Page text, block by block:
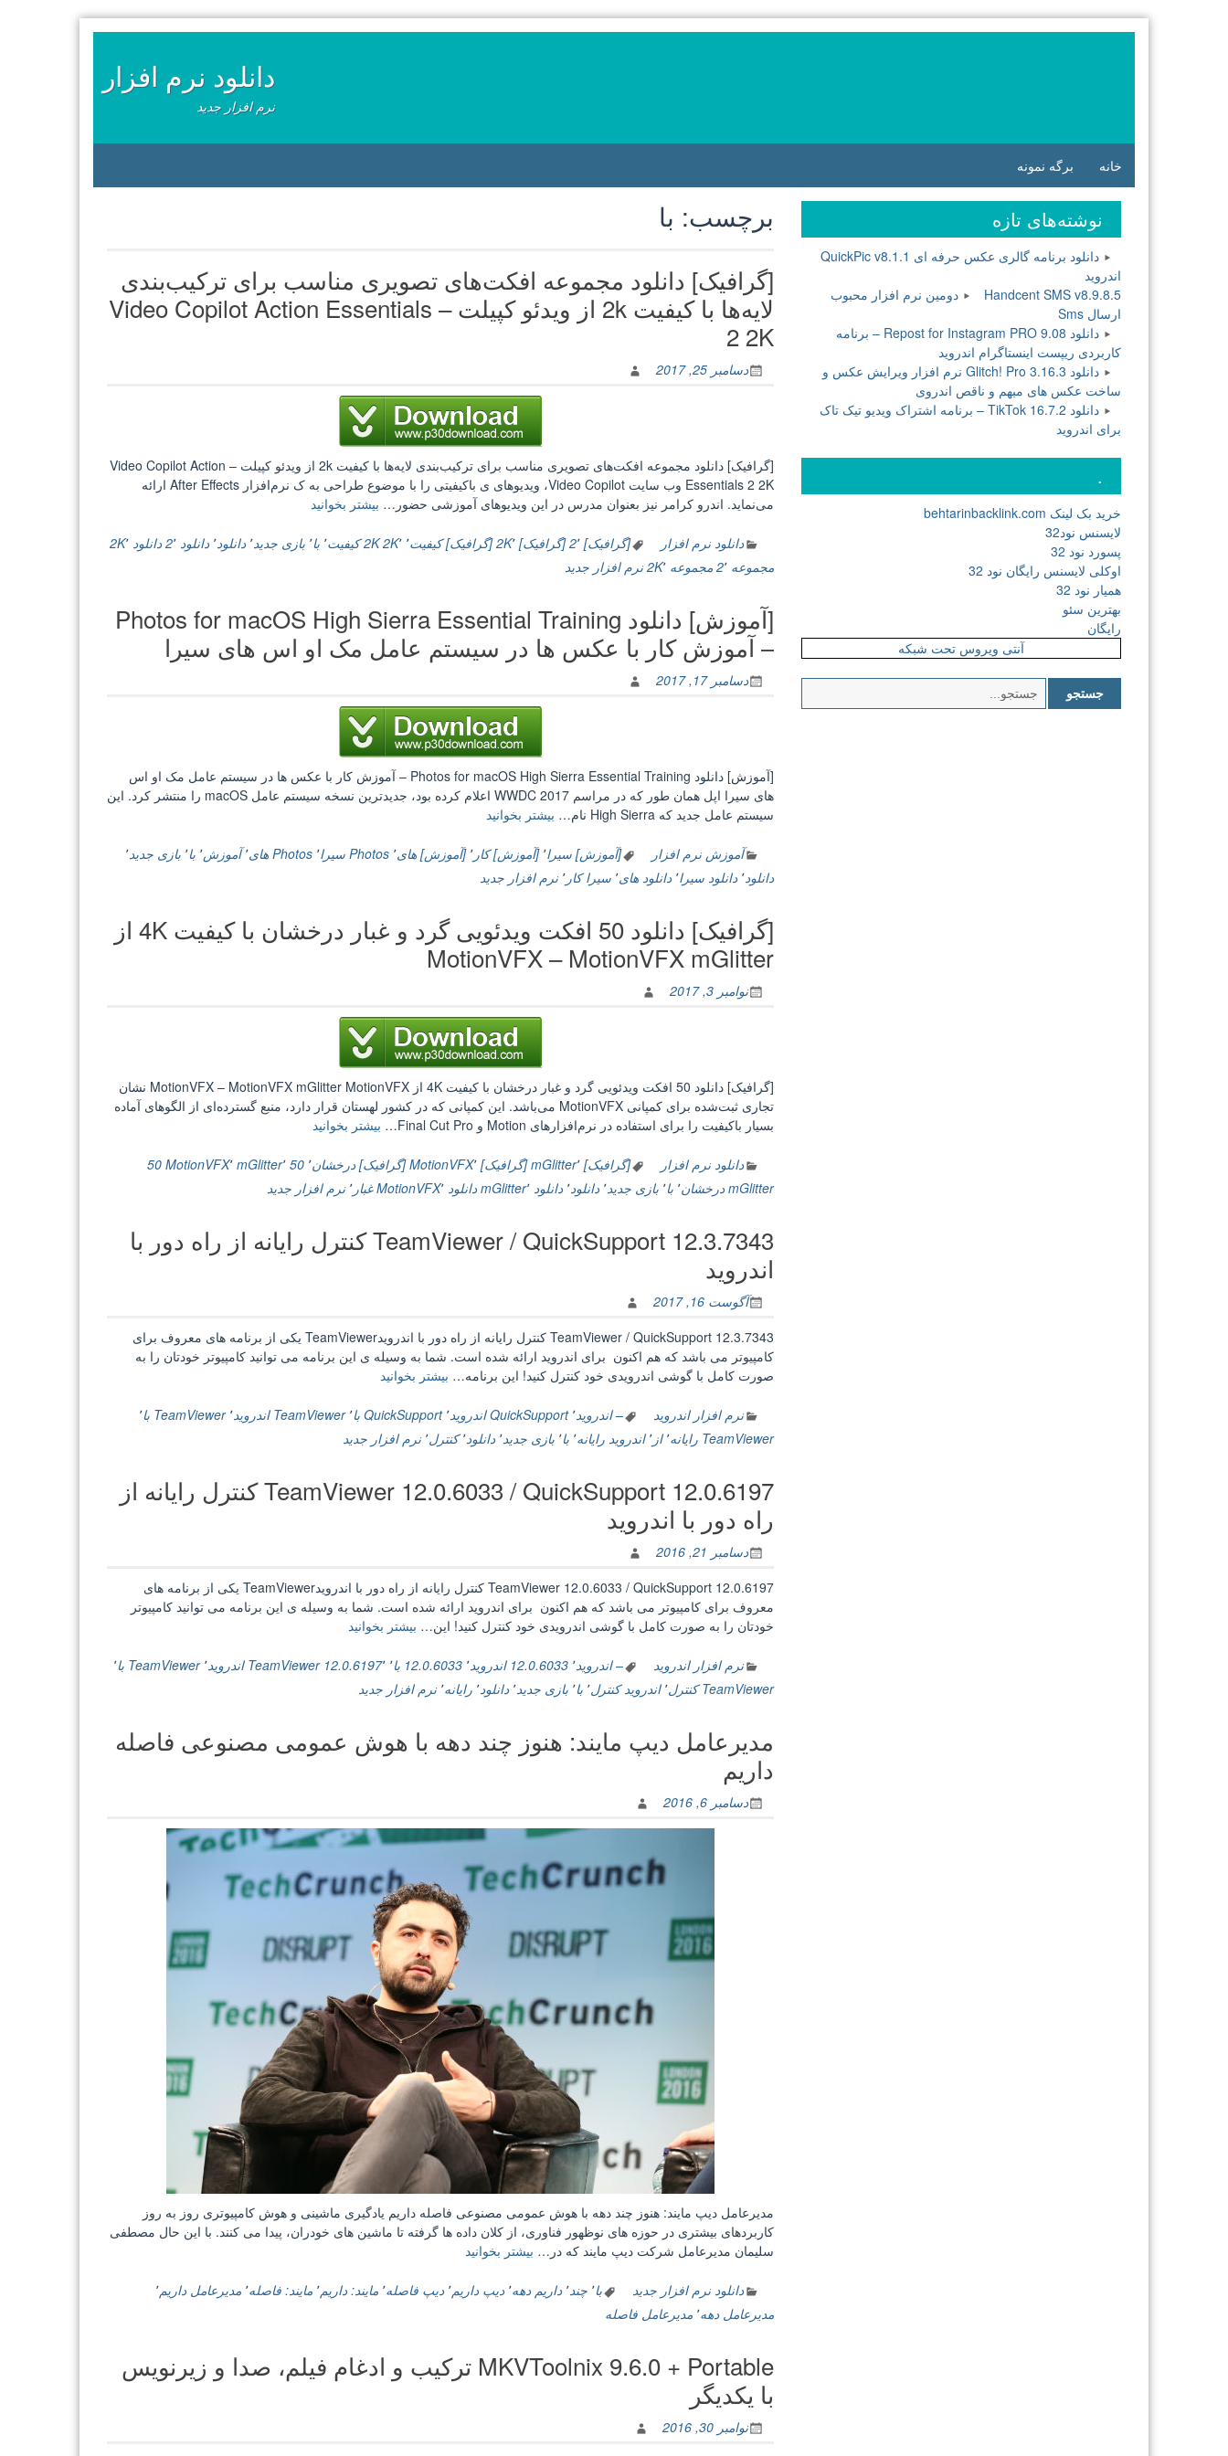
دانلود نرم افزار
نرم افزار جدید
خانه برگه نمونه
برچسب: با
[گرافیک] دانلود مجموعه افکت‌های تصویری مناسب برای ترکیب‌بندی
لایه‌ها با کیفیت 2k از ویدئو کپیلت – Video Copilot Action Essentials
2 2K
دسامبر 25, 2017
[گرافیک] دانلود مجموعه افکت‌های تصویری مناسب برای ترکیب‌بندی لایه‌ها با کیفیت 2k از ویدئو کپیلت – Video Copilot Action
Essentials 2 2K وب سایت Video Copilot، ویدیوهای ی باکیفیتی را با موضوع طراحی به ک نرم‌افزار After Effects ارائه
می‌نماید. اندرو کرامر نیز بعنوان مدرس در این ویدیوهای آموزشی حضور… بیشتر بخوانید
مجموعه
برای
ترکیب‌بندی
لایه‌ها
کپیلت
Video
Action
دانلود نرم افزار [گرافیک] 2 ٬ [گرافیک] 2K ٬ [گرافیک] کیفیت٬ 2K٬ 2K کیفیت ٬ با٬ بازی جدید٬ دانلود٬ دانلود 2 ٬ دانلود 2K ٬
مجموعه 2 ٬ مجموعه 2K ٬ نرم افزار جدید
[آموزش] دانلود Photos for macOS High Sierra Essential Training
– آموزش کار با عکس ها در سیستم عامل مک او اس های سیرا
دسامبر 17, 2017
[آموزش] دانلود Photos for macOS High Sierra Essential Training – آموزش کار با عکس ها در سیستم عامل مک او اس
های سیرا اپل همان طور که در مراسم WWDC 2017 اعلام کرده بود، جدیدترین نسخه سیستم عامل macOS را منتشر کرد. این
سیستم عامل جدید که High Sierra نام…
بیشتر بخوانید
Photos
macOS
Sierra
Essential
Training
کار
با
عکس
ها
در
سیستم
عامل
مک
او
اس
سیرا”
آموزش نرم افزار [آموزش] سیرا٬ [آموزش] کار ٬ [آموزش] های٬ Photos سیرا ٬ Photos های ٬ آموزش٬ با٬ بازی جدید٬
دانلود٬ دانلود سیرا٬ دانلود های٬ سیرا کار ٬ نرم افزار جدید
[گرافیک] دانلود 50 افکت ویدئویی گرد و غبار درخشان با کیفیت 4K از
MotionVFX – MotionVFX mGlitter
نوامبر 3, 2017
[گرافیک] دانلود 50 افکت ویدئویی گرد و غبار درخشان با کیفیت 4K از MotionVFX – MotionVFX mGlitter MotionVFX نشان
تجاری ثبت‌شده برای کمپانی MotionVFX می‌باشد. این کمپانی که در کشور لهستان قرار دارد، منبع گسترده‌ای از الگوهای آماده
بسیار باکیفیت را برای استفاده در نرم‌افزارهای Motion و Final Cut Pro…
بیشتر بخوانید
50
افکت
ویدئویی
غبار
4K
از
MotionVFX
دانلود نرم افزار [گرافیک] mGlitter ٬ [گرافیک] MotionVFX ٬ [گرافیک] درخشان٬ 50 mGlitter ٬ 50 MotionVFX٬
mGlitter درخشان
٬ با٬ بازی جدید٬ دانلود٬ دانلود mGlitter ٬ دانلود MotionVFX ٬ غبار ٬ نرم افزار جدید
TeamViewer / QuickSupport 12.3.7343 کنترل رایانه از راه دور با
اندروید
آگوست 16, 2017
TeamViewer / QuickSupport 12.3.7343 کنترل رایانه از راه دور با اندرویدTeamViewer‌ یکی از برنامه های معروف برای
کامپیوتر می باشد که هم اکنون برای اندروید ارائه شده است. شما به وسیله ی این برنامه می توانید کامپیوتر خودتان را به
صورت کامل با گوشی اندرویدی خود کنترل کنید! این برنامه… بیشتر بخوانید
QuickSupport
12.3.7343
کنترل
از
نرم افزار اندروید – اندروید٬ QuickSupport اندروید ٬ QuickSupport با ٬ TeamViewer اندروید ٬ TeamViewer با
٬
TeamViewer رایانه
٬ از ٬ اندروید رایانه٬ با٬ بازی جدید٬ دانلود٬ کنترل٬ نرم افزار جدید
TeamViewer 12.0.6033 / QuickSupport 12.0.6197 کنترل رایانه از
راه دور با اندروید
دسامبر 21, 2016
TeamViewer 12.0.6033 / QuickSupport 12.0.6197 کنترل رایانه از راه دور با اندرویدTeamViewer‌ یکی از برنامه های
معروف برای کامپیوتر می باشد که هم اکنون برای اندروید ارائه شده است. شما به وسیله ی این برنامه می توانید کامپیوتر
خودتان را به صورت کامل با گوشی اندرویدی خود کنترل کنید! این… بیشتر بخوانید
/
رایانه
اندروید”
نرم افزار اندروید – اندروید٬ 12.0.6033 اندروید ٬ 12.0.6033 با ٬ 12.0.6197٬ TeamViewer اندروید ٬ TeamViewer با
٬
TeamViewer کنترل
٬ اندروید کنترل٬ با٬ بازی جدید٬ دانلود٬ رایانه٬ نرم افزار جدید
مدیرعامل دیپ مایند: هنوز چند دهه با هوش عمومی مصنوعی فاصله
داریم
دسامبر 6, 2016
مدیرعامل دیپ مایند: هنوز چند دهه با هوش عمومی مصنوعی فاصله داریم یادگیری ماشینی و هوش کامپیوتری روز به روز
کاربردهای بیشتری در حوزه های نوظهور فناوری، از کلان داده ها گرفته تا ماشین های خودران، پیدا می کنند. با این حال مصطفی
سلیمان مدیرعامل شرکت دیپ مایند که در… بیشتر بخوانید
مایند:
با
هوش
دانلود نرم افزار جدید با٬ چند٬ داریم دهه٬ دیپ داریم٬ دیپ فاصله٬ مایند: داریم٬ مایند: فاصله٬ مدیرعامل داریم٬
مدیرعامل دهه٬ مدیرعامل فاصله
MKVToolnix 9.6.0 + Portable ترکیب و ادغام فیلم، صدا و زیرنویس
با یکدیگر
نوامبر 30, 2016
نوشته‌های تازه
دانلود برنامه گالری عکس حرفه ای QuickPic v8.1.1
اندروید
Handcent SMS v8.9.8.5 دومین نرم افزار محبوب
ارسال Sms
دانلود Repost for Instagram PRO 9.08 – برنامه
کاربردی ریپست اینستاگرام اندروید
دانلود Glitch! Pro 3.16.3 نرم افزار ویرایش عکس و
ساخت عکس های مبهم و ناقص اندروی
دانلود TikTok 16.7.2 – برنامه اشتراک ویدیو تیک تاک
برای اندروید
.
خرید بک لینک behtarinbacklink.com
لایسنس نود32
پسورد نود 32
اوکلی لایسنس رایگان نود 32
همیار نود 32
بهترین سئو
رایگان
آنتی ویروس تحت شبکه
برای: